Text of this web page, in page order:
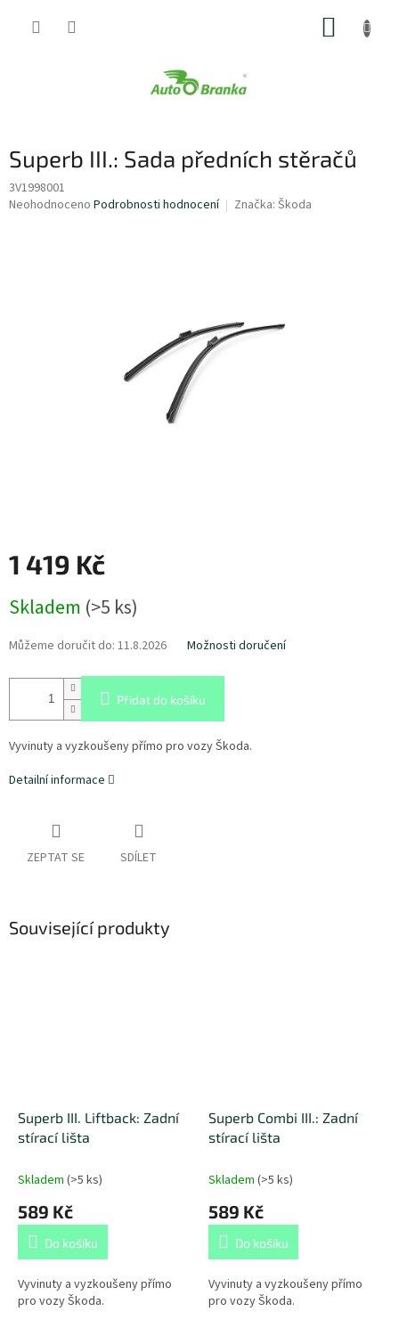
Superb III.: Sada předních stěračů
3V1998001
Průměrné
Neohodnoceno Podrobnosti hodnocení Značka: Škoda
1 419 Kč
cena:
Skladem (>5 ks)
Můžeme doručit do: 11.8.2026 Možnosti doručení
Přidat do košíku
Vyvinuty a vyzkoušeny přímo pro vozy Škoda.
Detailní informace
ZEPTAT SE SDÍLET
Související produkty
Superb III. Liftback: Zadní
stírací lišta
Skladem (>5 ks)
589 Kč
Do košíku
Vyvinuty a vyzkoušeny přímo
pro vozy Škoda.
Superb Combi III.: Zadní
stírací lišta
Skladem (>5 ks)
589 Kč
Do košíku
Vyvinuty a vyzkoušeny přímo
pro vozy Škoda.